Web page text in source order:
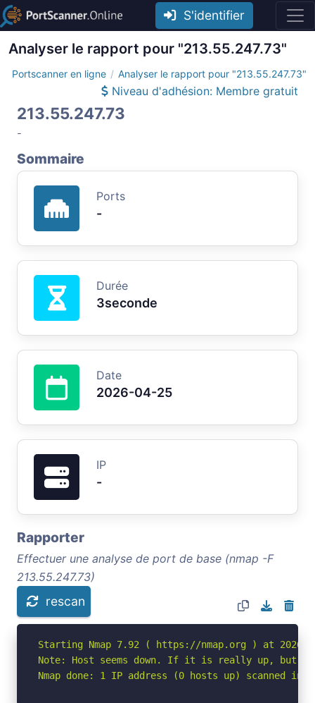
S'identifier
Analyser le rapport pour "213.55.247.73"
Portscanner en ligne Analyser le rapport pour "213.55.247.73"
Niveau d'adhésion: Membre gratuit
213.55.247.73
-
Sommaire
Ports
-
Durée
3seconde
Date
2026-04-25
IP
-
Rapporter
Effectuer une analyse de port de base (nmap -F
213.55.247.73)
rescan
Starting Nmap 7.92 ( https://nmap.org ) at 2026-
Note: Host seems down. If it is really up, but
Nmap done: 1 IP address (0 hosts up) scanned in